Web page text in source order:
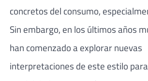
concretos del consumo,
Sin embargo, en los últimos años
han comenzado a explorar nuevas
interpretaciones de este estilo